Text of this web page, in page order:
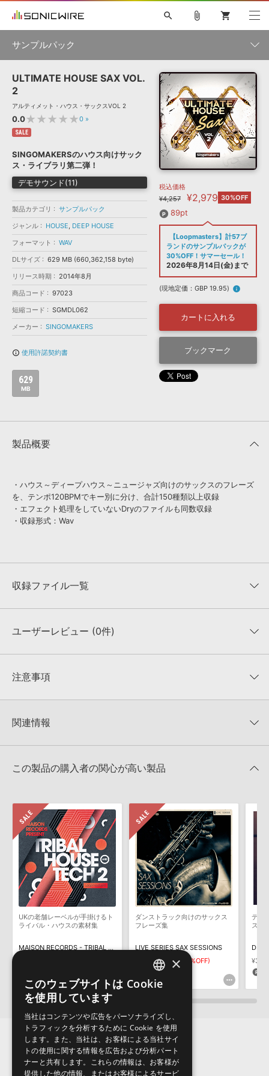
ソフト音源 »
プラグイン・エフェクト »
サンプルパック »
ソフトウェア／ツール »
DAW »
効果音 »
BGM »
キャンペーン »
特集 »
ニュースレター »
SONICWIREブログ »
製品サポート情報 »
DTMガイド »
FAQ »
お問い合わせ »
音楽カード
楽曲配信流通 サービス
無償のサウンド管理ソフト
次世代型 ボーカル・エディタ
APS
SLS
search
初音ミク NT 鏡音リン・レン V4X 巡音ルカ V4X
MEIKO V3
TOONTRACK
SPITFIRE AUDIO
VIENNA
EZ DRUMMER 3
ライセンスフリーBGM
ボーカル抜き出し
DUBSTEP
MUTANT
ROUTER.FM
SONOCA
ソフト音源 プラグイン・エフェクト
ソフトウェア／ツール 効果音
attach_file shopping_cart
サンプルパック
製品一覧
ジャンル
フォーマット
ランキング
ULTIMATE HOUSE SAX VOL.
2
アルティメット・ハウス・サックスVOL 2
0.0★★★★★0 »
SALE
SINGOMAKERSのハウス向けサック
ス・ライブラリ第二弾！
デモサウンド(11)
製品カテゴリ
サンプルパック
ジャンル
HOUSE, DEEP HOUSE
フォーマット
WAV
DLサイズ
629 MB (660,362,158 byte)
リリース時期
2014年8月
商品コード
97023
短縮コード
SGMDL062
メーカー
SINGOMAKERS
info_outline 使用許諾契約書
629
MB
税込価格
¥4,257
¥2,979 30%OFF
89pt
【Loopmasters】計57ブ
ランドのサンプルパックが
30%OFF！サマーセール！
2026年8月14日(金)まで
(現地定価：GBP 19.95) info
カートに入れる
ブックマーク
製品概要
・ハウス～ディープハウス～ニュージャズ向けのサックスのフレーズ
を、テンポ120BPMでキー別に分け、合計150種類以上収録
・エフェクト処理をしていないDryのファイルも同数収録
・収録形式：Wav
収録ファイル一覧
収録ファイル一覧
ユーザーレビュー (0件)
★★★★★
★5
★4
★1
注意事項
KONTAKTフォーマットは、
でお使いいただけます。無償版のKONTAKT PLAYERではお使いい
4GBを超えるデータに関するご注意：FAT32でフォーマットされた
きます際には、NTFSやHFS＋でフォーマットされたHDDをご用意
いただく必要がございます。
製品の購入手続き完了後、受注確認メールとシリアルナンバーをお
知らせするメールの2通が送信されます。メールに記載されており
ます説明に沿って、製品のダウンロード／導入を行って下さい。
サンプルパック製品には、原則として日本語版操作マニュアルをご
用意しておりません。ご購入後のご不明点や詳細に関するお問い合
わせなどはテクニカルサポート
までご連絡ください。
デモソングは、製品収録サウンドを使ってできることを紹介するた
そのものをお使いいただくことはできません。また、デモソングを
構成する全てのサウンドが、サンプルパックに含まれていることを
ダウンロード製品という性質上、一切の返品・返金はお受け付け致
しかねます。
関連情報
マーセール！
この製品の購入者の関心が高い製品
UKの老舗レーベルが手掛けるト
ライバル・ハウスの素材集
MAISON RECORDS - TRIBAL HOUSE & TECH 2
ダンストラック向けのサックス
フレーズ集
LIVE SERIES SAX SESSIONS
¥6,391 ¥4,473(30%OFF)
134pt
ディ
ス・
ENGLISH
×
このウェブサイトは Cookie
を使用しています
当社はコンテンツや広告をパーソナライズし、
トラフィックを分析するために Cookie を使用
します。また、当社は、お客様による当社サイ
トの使用に関する情報を広告および分析パート
ナーと共有します。これらの情報は、お客様が
提供した他の情報、またはお客様によるサービ